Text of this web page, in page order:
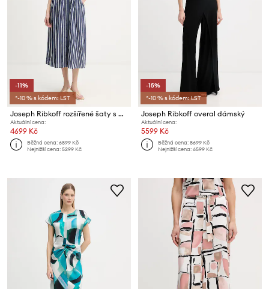
-11%
*-10 % s kódem: LST
Joseph Ribkoff rozšířené šaty s modalem
Aktuální cena:
4699 Kč
Běžná cena:6899 Kč
Nejnižší cena:5299 Kč
-15%
*-10 % s kódem: LST
Joseph Ribkoff overal dámský
Aktuální cena:
5599 Kč
Běžná cena:8699 Kč
Nejnižší cena:6599 Kč